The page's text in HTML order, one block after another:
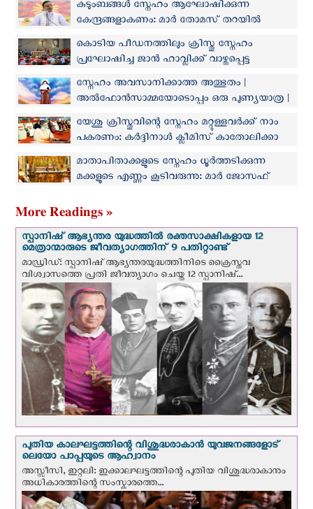
കുടുംബങ്ങൾ സ്നേഹം ആഘോഷിക്കുന്ന
കേന്ദ്രങ്ങളാകണം: മാർ തോമസ് തറയിൽ
കൊടിയ പീഡനത്തിലും ക്രിസ്തു സ്നേഹം
പ്രഘോഷിച്ച ജാൻ ഹാവ്ലിക്ക് വാഴ്ത്തപ്പെട്ട
നിരയില്‍
സ്നേഹം അവസാനിക്കാത്ത അത്ഭുതം |
അൽഫോൻസാമ്മയോടൊപ്പം ഒരു പുണ്യയാത്ര |
ജൂലൈ 1
യേശു ക്രിസ്തുവിന്റെ സ്നേഹം മറ്റുള്ളവര്‍ക്ക് നാം
പകരണം: കർദ്ദിനാൾ ക്ലീമിസ് കാതോലിക്കാ
ബാവ
മാതാപിതാക്കളുടെ സ്നേഹം ധൂർത്തടിക്കുന്ന
മക്കളുടെ എണ്ണം കൂടിവരുന്നു: മാർ ജോസഫ്
More Readings »
സ്പാനിഷ് ആഭ്യന്തര യുദ്ധത്തില്‍ രക്തസാക്ഷികളായ 12
മെത്രാന്മാരുടെ ജീവത്യാഗത്തിന് 9 പതിറ്റാണ്ട്
മാഡ്രിഡ്: സ്പാനിഷ് ആഭ്യന്തരയുദ്ധത്തിനിടെ ക്രൈസ്തവ
വിശ്വാസത്തെ പ്രതി ജീവത്യാഗം ചെയ്ത 12 സ്പാനിഷ്...
പുതിയ കാലഘട്ടത്തിന്റെ വിശുദ്ധരാകാന്‍ യുവജനങ്ങളോട്
ലെയോ പാപ്പയുടെ ആഹ്വാനം
അസ്സീസി, ഇറ്റലി: ഇക്കാലഘട്ടത്തിന്റെ പുതിയ വിശുദ്ധരാകാനും
അധികാരത്തിന്റെ സംസ്കാരത്തെ...